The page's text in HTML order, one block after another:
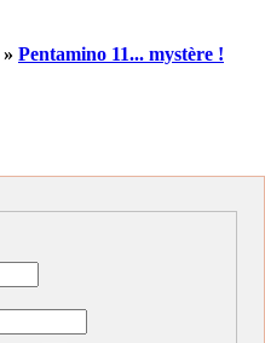
» Pentamino 11... mystère !